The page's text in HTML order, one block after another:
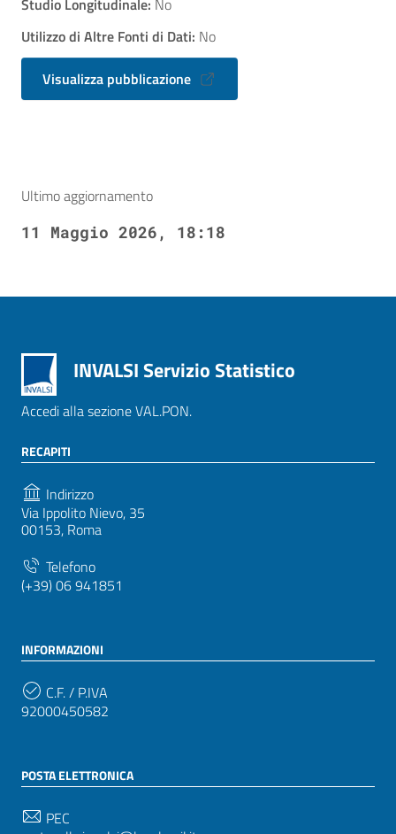
Studio Longitudinale: No
Utilizzo di Altre Fonti di Dati: No
Visualizza pubblicazione
Ultimo aggiornamento
11 Maggio 2026, 18:18
INVALSI Servizio Statistico
Accedi alla sezione VAL.PON.
RECAPITI
Indirizzo
Via Ippolito Nievo, 35
00153, Roma
Telefono
(+39) 06 941851
INFORMAZIONI
C.F. / P.IVA
92000450582
POSTA ELETTRONICA
PEC